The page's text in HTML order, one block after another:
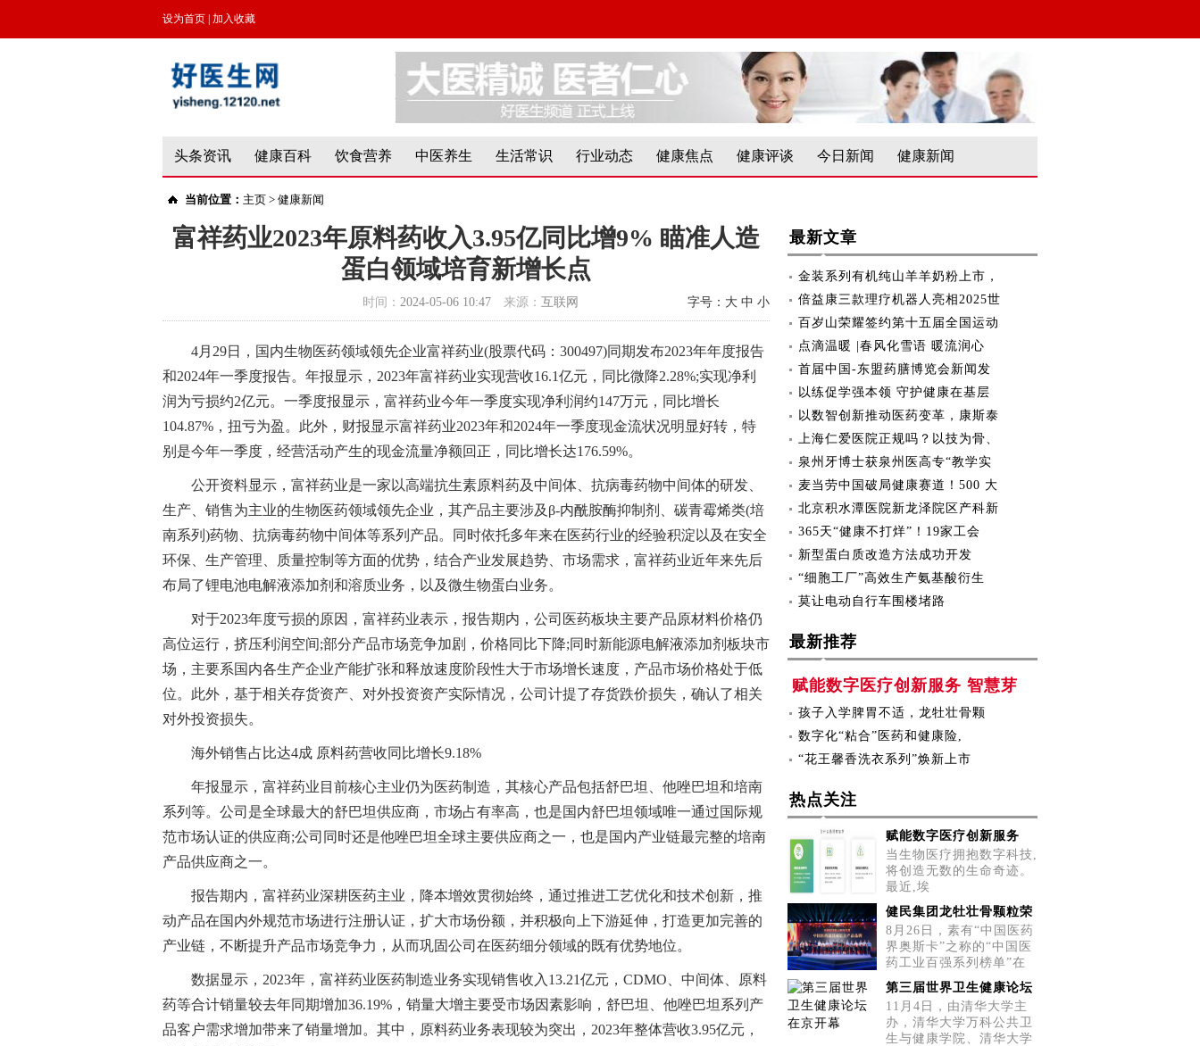
设为首页 加入收藏
头条资讯 健康百科 饮食营养 中医养生 生活常识 行业动态 健康焦点 健康评谈 今日新闻 健康新闻
当前位置： 主页 > 健康新闻
富祥药业2023年原料药收入3.95亿同比增9% 瞄准人造
蛋白领域培育新增长点
时间： 2024-05-06 10:47 来源： 互联网 字号： 大 中 小
4月29日，国内生物医药领域领先企业富祥药业(股票代码：300497)同期发布2023年年度报告
和2024年一季度报告。年报显示，2023年富祥药业实现营收16.1亿元，同比微降2.28%;实现净利
润为亏损约2亿元。一季度报显示，富祥药业今年一季度实现净利润约147万元，同比增长
104.87%，扭亏为盈。此外，财报显示富祥药业2023年和2024年一季度现金流状况明显好转，特
别是今年一季度，经营活动产生的现金流量净额回正，同比增长达176.59%。
公开资料显示，富祥药业是一家以高端抗生素原料药及中间体、抗病毒药物中间体的研发、
生产、销售为主业的生物医药领域领先企业，其产品主要涉及β-内酰胺酶抑制剂、碳青霉烯类(培
南系列)药物、抗病毒药物中间体等系列产品。同时依托多年来在医药行业的经验积淀以及在安全
环保、生产管理、质量控制等方面的优势，结合产业发展趋势、市场需求，富祥药业近年来先后
布局了锂电池电解液添加剂和溶质业务，以及微生物蛋白业务。
对于2023年度亏损的原因，富祥药业表示，报告期内，公司医药板块主要产品原材料价格仍
高位运行，挤压利润空间;部分产品市场竞争加剧，价格同比下降;同时新能源电解液添加剂板块市
场，主要系国内各生产企业产能扩张和释放速度阶段性大于市场增长速度，产品市场价格处于低
位。此外，基于相关存货资产、对外投资资产实际情况，公司计提了存货跌价损失，确认了相关
对外投资损失。
海外销售占比达4成 原料药营收同比增长9.18%
年报显示，富祥药业目前核心主业仍为医药制造，其核心产品包括舒巴坦、他唑巴坦和培南
系列等。公司是全球最大的舒巴坦供应商，市场占有率高，也是国内舒巴坦领域唯一通过国际规
范市场认证的供应商;公司同时还是他唑巴坦全球主要供应商之一，也是国内产业链最完整的培南
产品供应商之一。
报告期内，富祥药业深耕医药主业，降本增效贯彻始终，通过推进工艺优化和技术创新，推
动产品在国内外规范市场进行注册认证，扩大市场份额，并积极向上下游延伸，打造更加完善的
产业链，不断提升产品市场竞争力，从而巩固公司在医药细分领域的既有优势地位。
数据显示，2023年，富祥药业医药制造业务实现销售收入13.21亿元，CDMO、中间体、原料
药等合计销量较去年同期增加36.19%，销量大增主要受市场因素影响，舒巴坦、他唑巴坦系列产
品客户需求增加带来了销量增加。其中，原料药业务表现较为突出，2023年整体营收3.95亿元，
最新文章
金装系列有机纯山羊羊奶粉上市，
倍益康三款理疗机器人亮相2025世
百岁山荣耀签约第十五届全国运动
点滴温暖 |春风化雪语 暖流润心
首届中国-东盟药膳博览会新闻发
以练促学强本领 守护健康在基层
以数智创新推动医药变革，康斯泰
上海仁爱医院正规吗？以技为骨、
泉州牙博士获泉州医高专“教学实
麦当劳中国破局健康赛道！500 大
北京积水潭医院新龙泽院区产科新
365天“健康不打烊”！19家工会
新型蛋白质改造方法成功开发
“细胞工厂”高效生产氨基酸衍生
莫让电动自行车围楼堵路
最新推荐
赋能数字医疗创新服务 智慧芽
孩子入学脾胃不适，龙牡壮骨颗
数字化“粘合”医药和健康险,
“花王馨香洗衣系列”焕新上市
热点关注
赋能数字医疗创新服务
当生物医疗拥抱数字科技,
将创造无数的生命奇迹。
最近,埃
健民集团龙牡壮骨颗粒荣
8月26日，素有“中国医药
界奥斯卡”之称的“中国医
药工业百强系列榜单”在
第三届世界卫生健康论坛
11月4日，由清华大学主
办，清华大学万科公共卫
生与健康学院、清华大学